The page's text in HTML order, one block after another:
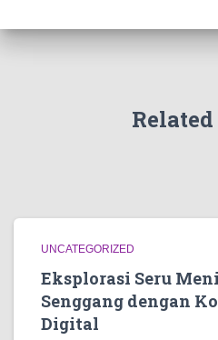
UNCATEGORIZED
Eksplorasi Seru
Senggang dengan
Digital